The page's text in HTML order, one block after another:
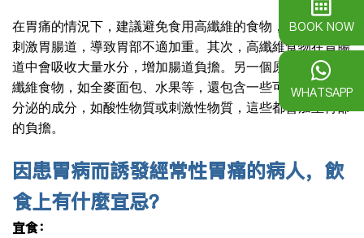
在胃痛的情況下，建議避免食用高纖維的食物，因為可能會
刺激胃腸道，導致胃部不適加重。其次，高纖維食物在胃腸
道中會吸收大量水分，增加腸道負擔。另一個原因是有些高
纖維食物，如全麥面包、水果等，還包含一些可能誘發胃酸
分泌的成分，如酸性物質或刺激性物質，這些都會加重胃部
的負擔。
因患胃病而誘發經常性胃痛的病人，飲
食上有什麼宜忌？
宜食：
BOOK NOW
WHATSAPP